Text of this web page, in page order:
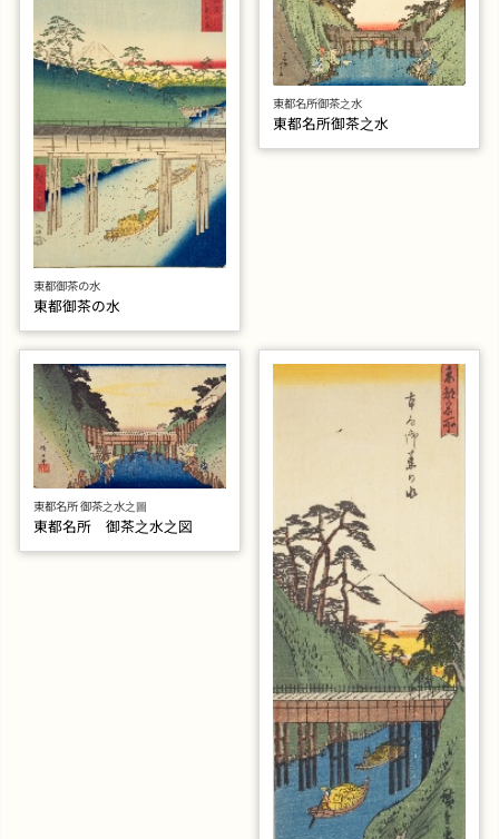
東都御茶の水
東都御茶の水
東都名所御茶之水
東都名所御茶之水
東都名所 御茶之水之圖
東都名所 御茶之水之図